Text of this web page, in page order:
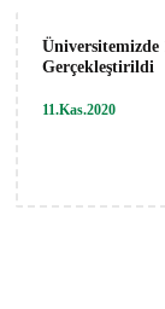
Gerçekleştirildi
11.Kas.2020